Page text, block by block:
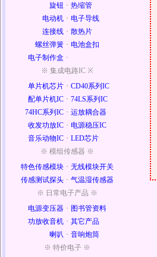
旋钮 · 热缩管
电动机 · 电子导线
连接线 · 散热片
螺丝弹簧 · 电池盒扣
电子制作盒 ·
※ 集成电路IC ※
单片机芯片 · CD40系列IC
配单片机IC · 74LS系列IC
74HC系列IC · 运放耦合器
收发功放IC · 电源稳压IC
音乐动物IC · LED芯片
※ 模组传感器 ※
特色传感模块 · 无线模块开关
传感测试探头 · 气温湿传感器
※ 日常电子产品 ※
电源变压器 · 图书管资料
功放收音机 · 其它产品
喇叭 · 音响炮筒
※ 特价电子 ※